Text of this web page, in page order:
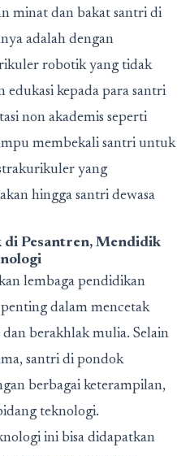
minat dan bakat santri di
adalah dengan
robotik yang tidak
kepada para santri
non akademis seperti
membekali santri untuk
yang
hingga santri dewasa
Pesantren, Mendidik
lembaga pendidikan
dalam mencetak
dan berakhlak mulia. Selain
santri di pondok
berbagai keterampilan,
teknologi.
ini bisa didapatkan